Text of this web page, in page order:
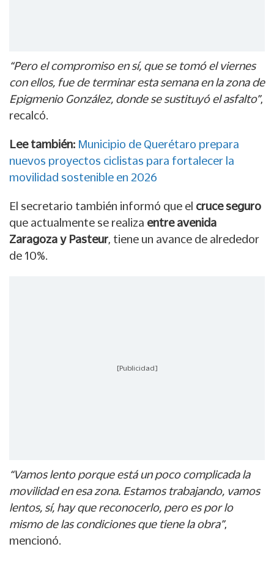
“Pero el compromiso en sí, que se tomó el viernes
con ellos, fue de terminar esta semana en la zona de
Epigmenio González, donde se sustituyó el asfalto”,
recalcó.
Lee también: Municipio de Querétaro prepara
nuevos proyectos ciclistas para fortalecer la
movilidad sostenible en 2026
El secretario también informó que el cruce seguro
que actualmente se realiza entre avenida
Zaragoza y Pasteur, tiene un avance de alrededor
de 10%.
[Publicidad]
“Vamos lento porque está un poco complicada la
movilidad en esa zona. Estamos trabajando, vamos
lentos, sí, hay que reconocerlo, pero es por lo
mismo de las condiciones que tiene la obra”,
mencionó.